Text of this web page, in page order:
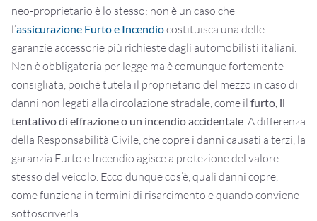
neo-proprietario è lo stesso: non è un caso che
l’assicurazione Furto e Incendiocostituisca una delle
garanzie accessorie più richieste dagli automobilisti italiani.
Non è obbligatoria per legge ma è comunque fortemente
consigliata, poiché tutela il proprietario del mezzo in caso di
danni non legati alla circolazione stradale, come il furto, il
tentativo di effrazione o un incendio accidentale. A differenza
della Responsabilità Civile, che copre i danni causati a terzi, la
garanzia Furto e Incendio agisce a protezione del valore
stesso del veicolo. Ecco dunque cos’è, quali danni copre,
come funziona in termini di risarcimento e quando conviene
sottoscriverla.